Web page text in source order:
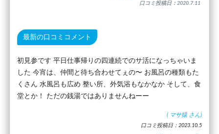
口コミ投稿日：2020.7.11
最新の口コミコメント
初見参です 平日仕事帰りの四連続でのサ活になっちゃいま
した 今宵は、仲間と待ち合わせてぇの〜 お風呂の種類もた
くさん 水風呂も広め 整い所、外気浴もなかなか そして、食
堂とか！ ただの銭湯ではありませんねーー
( マサ猿 さん)
口コミ投稿日：2023.10.5